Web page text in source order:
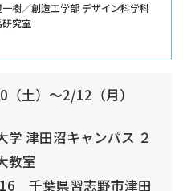
一樹／創造工学部 デザイン科学科
研究室
土）～2/12（月）
学 津田沼キャンパス ２
教室
千葉県習志野市津田